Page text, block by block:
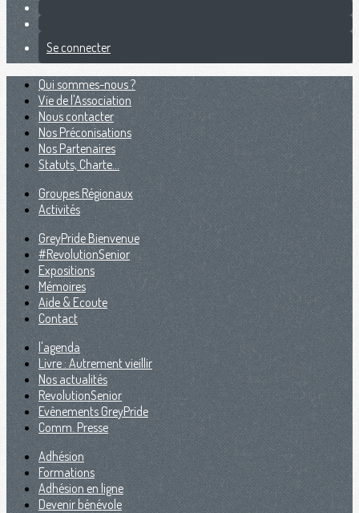
Se connecter
Qui sommes-nous ?
Vie de l'Association
Nous contacter
Nos Préconisations
Nos Partenaires
Statuts, Charte...
Groupes Régionaux
Activités
GreyPride Bienvenue
#RevolutionSenior
Expositions
Mémoires
Aide & Ecoute
Contact
l'agenda
Livre : Autrement vieillir
Nos actualités
RevolutionSenior
Evènements GreyPride
Comm. Presse
Adhésion
Formations
Adhésion en ligne
Devenir bénévole